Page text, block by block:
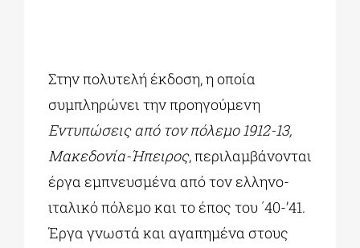
Στην πολυτελή έκδοση, η οποία
συμπληρώνει την προηγούμενη
Εντυπώσεις από τον πόλεμο 1912-13,
Μακεδονία-Ήπειρος, περιλαμβάνονται
έργα εμπνευσμένα από τον ελληνο-
ιταλικό πόλεμο και το έπος του ΄40-’41.
Έργα γνωστά και αγαπημένα στους